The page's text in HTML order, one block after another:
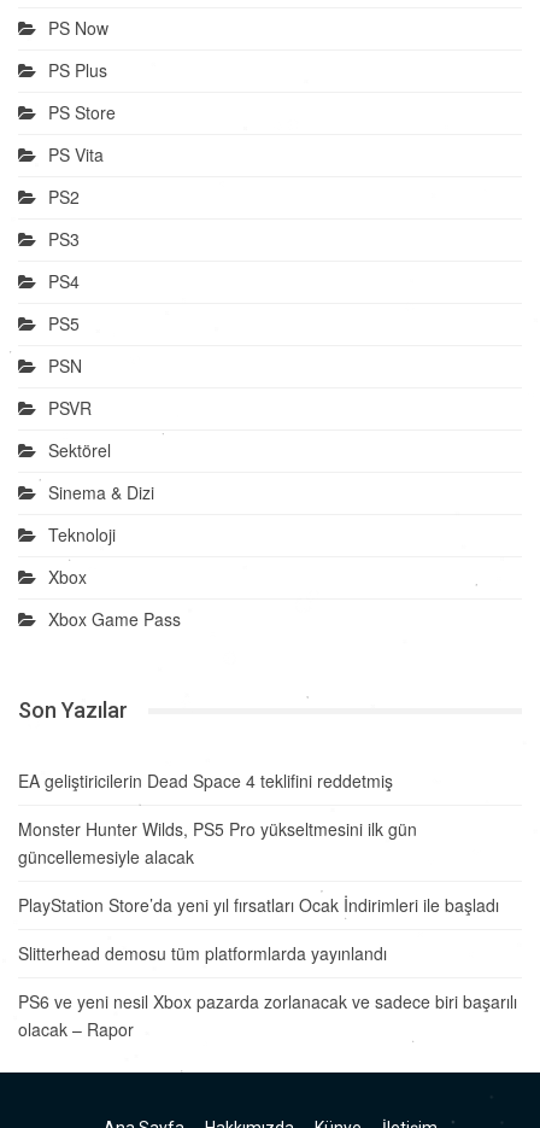
PS Now
PS Plus
PS Store
PS Vita
PS2
PS3
PS4
PS5
PSN
PSVR
Sektörel
Sinema & Dizi
Teknoloji
Xbox
Xbox Game Pass
Son Yazılar
EA geliştiricilerin Dead Space 4 teklifini reddetmiş
Monster Hunter Wilds, PS5 Pro yükseltmesini ilk gün
güncellemesiyle alacak
PlayStation Store’da yeni yıl fırsatları Ocak İndirimleri ile başladı
Slitterhead demosu tüm platformlarda yayınlandı
PS6 ve yeni nesil Xbox pazarda zorlanacak ve sadece biri başarılı
olacak – Rapor